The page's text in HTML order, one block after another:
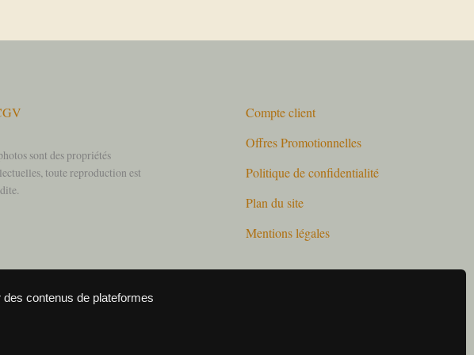
sont des propriétés
toute reproduction est
Compte client
Offres Promotionnelles
Politique de confidentialité
Plan du site
Mentions légales
contenus de plateformes